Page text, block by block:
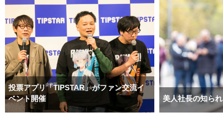
投票アプリ「TIPSTAR」がファン交流イ
ベント開催
美人社長の知ら